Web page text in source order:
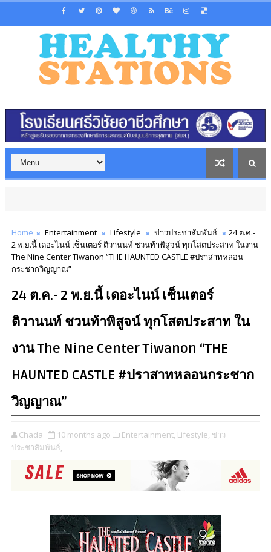
Home Entertainment Lifestyle ข่าวประชาสัมพันธ์
24 ต.ค.-
2 พ.ย.นี้ เดอะไนน์ เซ็นเตอร์ ติวานนท์ ชวนท้าพิสูจน์ ทุกโสตประสาท ในงาน
The Nine Center Tiwanon “THE HAUNTED CASTLE #ปราสาทหลอน
กระชากวิญญาณ”
24 ต.ค.- 2 พ.ย.นี้ เดอะไนน์ เซ็นเตอร์
ติวานนท์ ชวนท้าพิสูจน์ ทุกโสตประสาท ใน
งาน The Nine Center Tiwanon “THE
HAUNTED CASTLE #ปราสาทหลอนกระชาก
วิญญาณ”
Chada 10 months ago Entertainment, Lifestyle, ข่าว
ประชาสัมพันธ์,